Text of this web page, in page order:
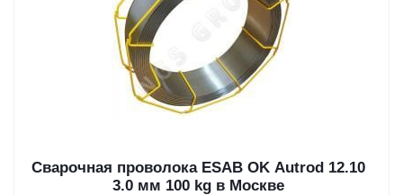
Сварочная проволока ESAB OK Autrod 12.10
3.0 мм 100 kg в Москве